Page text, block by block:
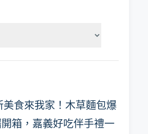
美食來我家！木草麵包爆
箱，嘉義好吃伴手禮一